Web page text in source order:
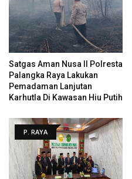
Satgas Aman Nusa II Polresta
Palangka Raya Lakukan
Pemadaman Lanjutan
Karhutla Di Kawasan Hiu Putih
P. RAYA